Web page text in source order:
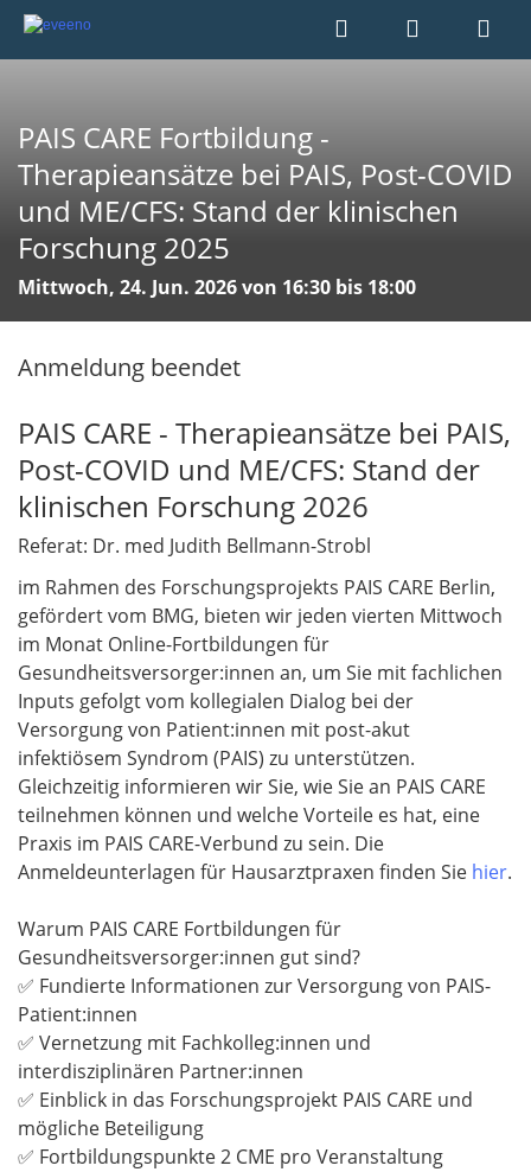
PAIS CARE Fortbildung -
Therapieansätze bei PAIS, Post-COVID
und ME/CFS: Stand der klinischen
Forschung 2025
Mittwoch, 24. Jun. 2026 von 16:30 bis 18:00
Anmeldung beendet
PAIS CARE - Therapieansätze bei PAIS,
Post-COVID und ME/CFS: Stand der
klinischen Forschung 2026
Referat: Dr. med Judith Bellmann-Strobl
im Rahmen des Forschungsprojekts PAIS CARE Berlin,
gefördert vom BMG, bieten wir jeden vierten Mittwoch
im Monat Online-Fortbildungen für
Gesundheitsversorger:innen an, um Sie mit fachlichen
Inputs gefolgt vom kollegialen Dialog bei der
Versorgung von Patient:innen mit post-akut
infektiösem Syndrom (PAIS) zu unterstützen.
Gleichzeitig informieren wir Sie, wie Sie an PAIS CARE
teilnehmen können und welche Vorteile es hat, eine
Praxis im PAIS CARE-Verbund zu sein. Die
Anmeldeunterlagen für Hausarztpraxen finden Sie hier.
Warum PAIS CARE Fortbildungen für
Gesundheitsversorger:innen gut sind?
✅ Fundierte Informationen zur Versorgung von PAIS-
Patient:innen
✅ Vernetzung mit Fachkolleg:innen und
interdisziplinären Partner:innen
✅ Einblick in das Forschungsprojekt PAIS CARE und
mögliche Beteiligung
✅ Fortbildungspunkte 2 CME pro Veranstaltung